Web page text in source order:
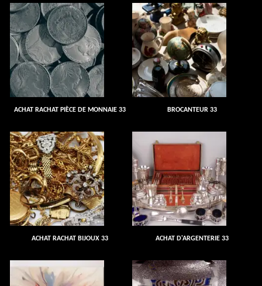
ACHAT RACHAT PIÈCE DE MONNAIE 33 BROCANTEUR 33
ACHAT RACHAT BIJOUX 33 ACHAT D'ARGENTERIE 33